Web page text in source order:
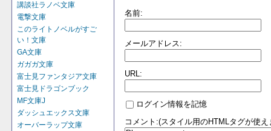
講談社ラノベ文庫
電撃文庫
このライトノベルがすご
い！文庫
GA文庫
ガガガ文庫
富士見ファンタジア文庫
富士見ドラゴンブック
MF文庫J
ダッシュエックス文庫
オーバーラップ文庫
名前:
メールアドレス:
URL:
ログイン情報を記憶
コメント:(スタイル用のHTMLタグが使え